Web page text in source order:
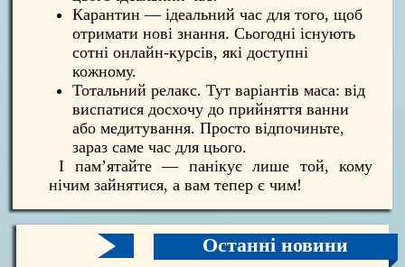
Карантин — ідеальний час для того, щоб
отримати нові знання. Сьогодні існують
сотні онлайн-курсів, які доступні
кожному.
Тотальний релакс. Тут варіантів маса: від
виспатися досхочу до прийняття ванни
або медитування. Просто відпочиньте,
зараз саме час для цього.
І пам’ятайте — панікує лише той, кому
нічим зайнятися, а вам тепер є чим!
Останні новини